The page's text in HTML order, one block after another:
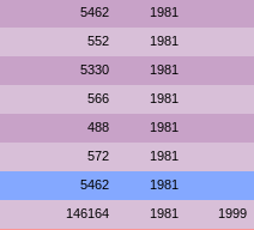
5462 1981
552 1981
5330 1981
566 1981
488 1981
572 1981
5462 1981
146164 1981 1999